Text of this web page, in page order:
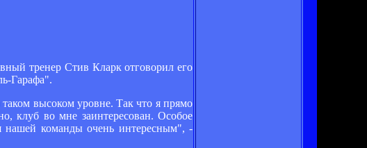
тренер Стив Кларк отговорил его
Гарафа".
таком высоком уровне. Так что я прямо
клуб во мне заинтересован. Особое
нашей команды очень интересным", -